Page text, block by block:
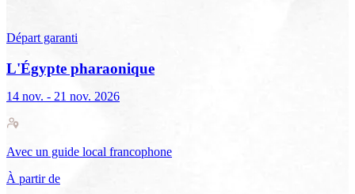
Départ garanti
L'Égypte pharaonique
14 nov. - 21 nov. 2026
Avec un guide local francophone
À partir de